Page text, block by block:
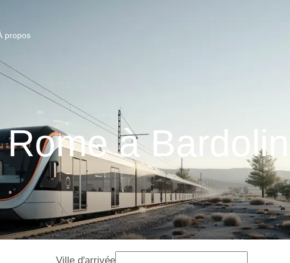
propos
à Bardolino
Ville d'arrivée